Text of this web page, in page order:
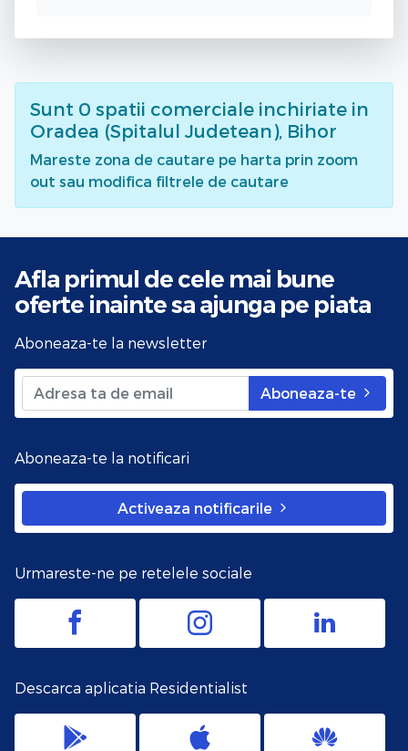
Sunt 0 spatii comerciale inchiriate in
Oradea (Spitalul Judetean), Bihor
Mareste zona de cautare pe harta prin zoom
out sau modifica filtrele de cautare
Afla primul de cele mai bune
oferte inainte sa ajunga pe piata
Aboneaza-te la newsletter
Aboneaza-te
Aboneaza-te la notificari
Activeaza notificarile
Urmareste-ne pe retelele sociale
Descarca aplicatia Residentialist